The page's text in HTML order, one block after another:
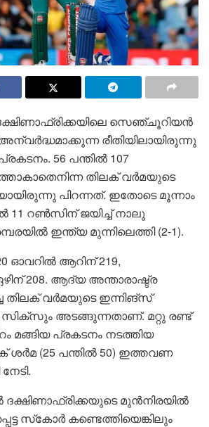
സെഞ്ചൂറിയന്‍
രീതിയിലായിരുന്നു
56 പന്തില്‍ 107
തിലക് വര്‍മയുടെ
പിറന്നത്. ഇതോടെ മൂന്നാം
11 റണ്‍സിന് ജയിച്ച് നാലു
ഇന്ത്യ മുന്നിലെത്തി (2-1).
ഓവറില്‍ ആറിന് 219,
208. ആദ്യ അന്താരാഷ്ട്ര
തിലക് വര്‍മയുടെ ഇന്നിങ്‌സ്
അടങ്ങുന്നതാണ്. മറ്റു രണ്ട്
മങ്ങിയ പ്രകടനം നടത്തിയ
ശര്‍മ (25 പന്തില്‍ 50) ഇത്തവണ
ദക്ഷിണാഫ്രിക്കയുടെ മുന്‍നിരയില്‍
സ്‌കോര്‍ കണ്ടെത്തിയെങ്കിലും